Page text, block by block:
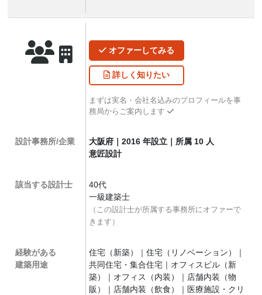
オファーしてみる
詳しく知りたい
まずは実名・会社名込みのプロフィールを事
務局からご案内します
設計事務所/企業
大阪府｜2016 年設立｜所属 10 人
意匠設計
該当する設計士
40代
一級建築士
（この設計士が所属する事務所にオファーで
きます）
経験がある
建築用途
住宅（新築）｜住宅（リノベーション）｜
共同住宅・集合住宅｜オフィスビル（新
築）｜オフィス（内装）｜店舗内装（物
販）｜店舗内装（飲食）｜医療施設・クリ